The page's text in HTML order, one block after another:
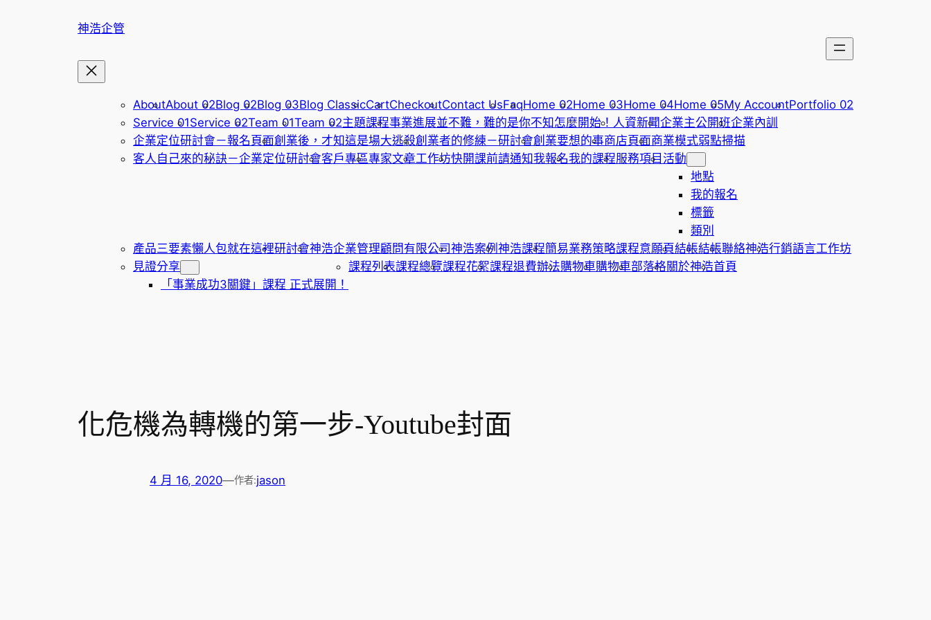
神浩企管
AboutAbout 02Blog 02Blog 03Blog ClassicCartCheckoutContact UsFaqHome 02Home 03Home 04Home 05My AccountPortfolio 02
Service 01Service 02Team 01Team 02主題課程事業進展並不難，難的是你不知怎麼開始！ 人資新聞企業主公開班企業內訓
企業定位研討會－報名頁面創業後，才知這是場大逃殺創業者的修練－研討會創業要想的事商店頁面商業模式弱點掃描
客人自己來的秘訣－企業定位研討會客戶專區專家文章工作坊快開課前請通知我報名我的課程服務項目 活動
地點
我的報名
標籤
類別
產品三要素懶人包就在這裡研討會神浩企業管理顧問有限公司神浩案例 神浩課程簡易業務策略課程意願頁結帳結帳聯絡神浩行銷語言工作坊
見證分享
「事業成功3關鍵」課程 正式展開！
課程列表課程總覽課程花絮課程退費辦法購物車購物車部落格關於神浩首頁
化危機為轉機的第一步-Youtube封面
4 月 16, 2020—作者:jason